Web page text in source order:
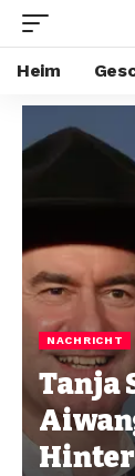
Heim
NACHRICHT
Tanja